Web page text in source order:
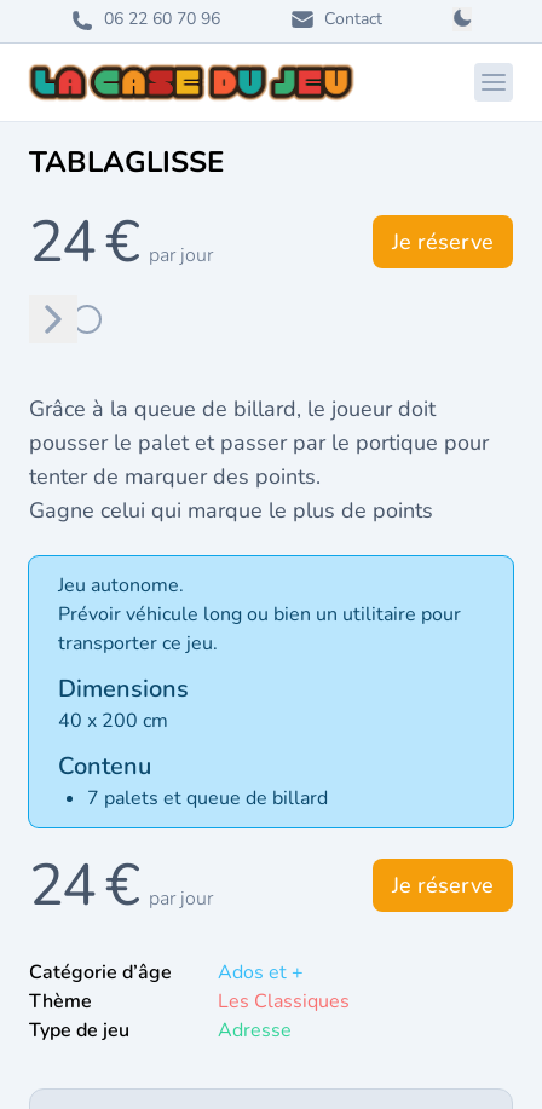
06 22 60 70 96 Contact
TABLAGLISSE
24 € par jour Je réserve
Suivant
Grâce à la queue de billard, le joueur doit
pousser le palet et passer par le portique pour
tenter de marquer des points.
Gagne celui qui marque le plus de points
Jeu autonome.
Prévoir véhicule long ou bien un utilitaire pour
transporter ce jeu.
Dimensions
40 x 200 cm
Contenu
7 palets et queue de billard
24 € par jour Je réserve
Catégorie d’âge
Ados et +
Thème
Les Classiques
Type de jeu
Adresse